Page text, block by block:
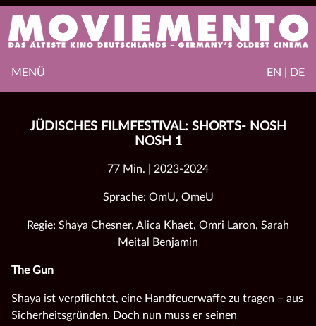
EN | DE
MENÜ
JÜDISCHES FILMFESTIVAL: SHORTS- NOSH
NOSH 1
77 Min. | 2023-2024
Sprache: OmU, OmeU
Regie: Shaya Chesner, Alica Khaet, Omri Laron, Sarah
Meital Benjamin
The Gun
Shaya ist verpflichtet, eine Handfeuerwaffe zu tragen – aus
Sicherheitsgründen. Doch nun muss er seinen